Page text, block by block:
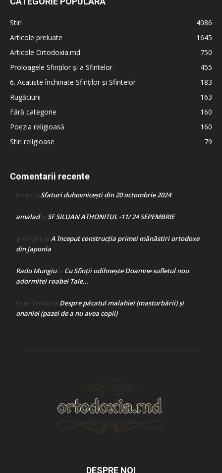
Stiri
4086
Articole preluate
1645
Articole Ortodoxia.md
750
Proloagele Sfinților și a Sfintelor
455
6. Acatiste închinate Sfinților și Sfintelor
183
Rugăciuni
163
Fără categorie
160
Poezia religioasă
160
Stiri religioase
79
Comentarii recente
Doina la Sfaturi duhovnicești din 20 octombrie 2024
amaladla SF SILUAN ATHONITUL -11/ 24 SEPEMBRIE
gheorghe la A început construcţia primei mănăstiri ortodoxe
din Japonia
Radu Mungiula Cu Sfinții odihnește Doamne sufletul nou
adormitei roabei Tale…
Crina Marina la Despre păcatul malahiei (masturbării) şi
onaniei (pazei de a nu avea copii)
DESPRE NOI